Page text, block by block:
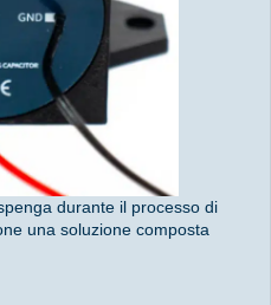
durante il processo di
una soluzione composta